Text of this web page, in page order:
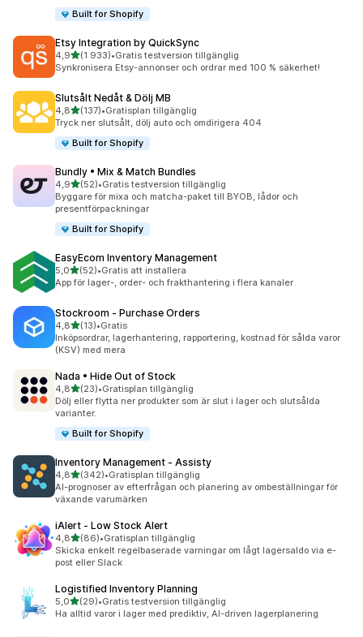
Built for Shopify
Etsy Integration by QuickSync
4,9av 5 stjärnor
(1 933)
1933 recensioner totalt
•Gratis testversion tillgänglig
Synkronisera Etsy-annonser och ordrar med 100 % säkerhet!
Slutsålt Nedåt & Dölj MB
4,8av 5 stjärnor
(137)
137 recensioner totalt
•Gratisplan tillgänglig
Tryck ner slutsålt, dölj auto och omdirigera 404
Built for Shopify
Bundly • Mix & Match Bundles
4,9av 5 stjärnor
(52)
52 recensioner totalt
•Gratis testversion tillgänglig
Byggare för mixa och matcha-paket till BYOB, lådor och
presentförpackningar
Built for Shopify
EasyEcom Inventory Management
5,0av 5 stjärnor
(52)
52 recensioner totalt
•Gratis att installera
App för lager-, order- och frakthantering i flera kanaler
Stockroom ‑ Purchase Orders
4,8av 5 stjärnor
(13)
13 recensioner totalt
•Gratis
Inköpsordrar, lagerhantering, rapportering, kostnad för sålda varor
(KSV) med mera
Nada • Hide Out of Stock
4,8av 5 stjärnor
(23)
23 recensioner totalt
•Gratisplan tillgänglig
Dölj eller flytta ner produkter som är slut i lager och slutsålda
varianter.
Built for Shopify
Inventory Management ‑ Assisty
4,8av 5 stjärnor
(342)
342 recensioner totalt
•Gratisplan tillgänglig
AI-prognoser av efterfrågan och planering av ombeställningar för
växande varumärken
iAlert ‑ Low Stock Alert
4,8av 5 stjärnor
(86)
86 recensioner totalt
•Gratisplan tillgänglig
Skicka enkelt regelbaserade varningar om lågt lagersaldo via e-
post eller Slack
Logistified Inventory Planning
5,0av 5 stjärnor
(29)
29 recensioner totalt
•Gratis testversion tillgänglig
Ha alltid varor i lager med prediktiv, AI-driven lagerplanering